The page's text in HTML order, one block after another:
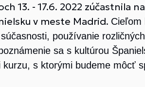
13. - 17.6. 2022 zúčastnila
v meste Madrid. Cieľom
používanie
sa s kultúrou
s ktorými budeme môcť